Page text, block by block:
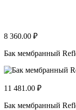
8 360.00 ₽
Бак мембранный
11 481.00 ₽
Бак мембранный